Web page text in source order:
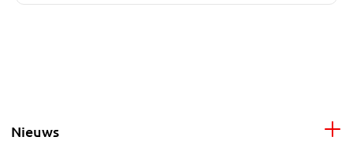
Nieuws